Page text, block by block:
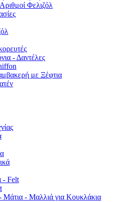
Φελιζόλ
- Δαντέλες
με Ξέφτια
- Felt
Μάτια - Μαλλιά για Κουκλάκια